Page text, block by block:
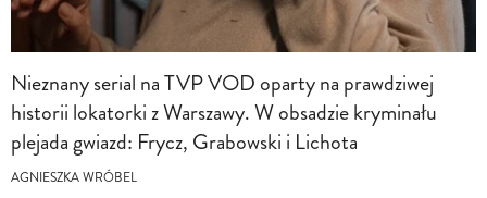
Nieznany serial na TVP VOD oparty na prawdziwej
historii lokatorki z Warszawy. W obsadzie kryminału
plejada gwiazd: Frycz, Grabowski i Lichota
AGNIESZKA WRÓBEL